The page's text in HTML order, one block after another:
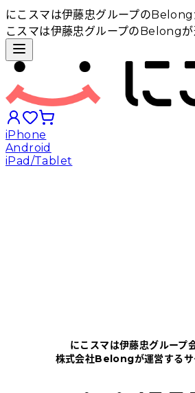
にこスマは伊藤忠グループの
こスマは伊藤忠グループのBelong
iPhone
Android
iPad/Tablet
にこスマについて
にこスマは伊藤忠グループ
株式会社Belongが運営するサ